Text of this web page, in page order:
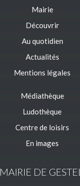
Mairie
Découvrir
Au quotidien
Actualités
Mentions légales
Médiathèque
Ludothèque
Centre de loisirs
En images
MAIRIE DE GESTEL